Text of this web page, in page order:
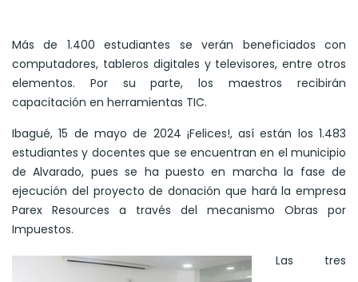
Más de 1.400 estudiantes se verán beneficiados con
computadores, tableros digitales y televisores, entre otros
elementos. Por su parte, los maestros recibirán
capacitación en herramientas TIC.
Ibagué, 15 de mayo de 2024 ¡Felices!, así están los 1.483
estudiantes y docentes que se encuentran en el municipio
de Alvarado, pues se ha puesto en marcha la fase de
ejecución del proyecto de donación que hará la empresa
Parex Resources a través del mecanismo Obras por
Impuestos.
Las tres